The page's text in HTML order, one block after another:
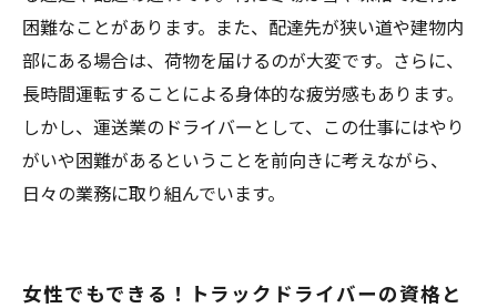
困難なことがあります。また、配達先が狭い道や建物内
部にある場合は、荷物を届けるのが大変です。さらに、
長時間運転することによる身体的な疲労感もあります。
しかし、運送業のドライバーとして、この仕事にはやり
がいや困難があるということを前向きに考えながら、
日々の業務に取り組んでいます。
女性でもできる！トラックドライバーの資格と